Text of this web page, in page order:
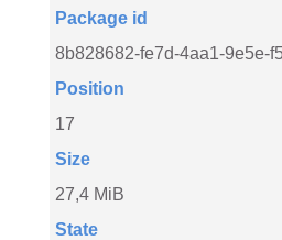
Package id
8b828682-fe7d-4aa1-9e5e-
Position
17
Size
27,4 MiB
State